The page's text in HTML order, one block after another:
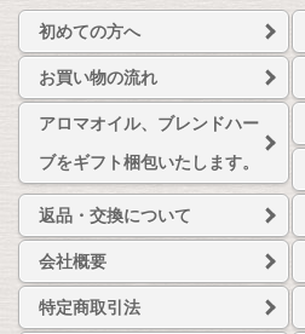
初めての方へ
お買い物の流れ
アロマオイル、ブレンドハー
ブをギフト梱包いたします。
返品・交換について
会社概要
特定商取引法